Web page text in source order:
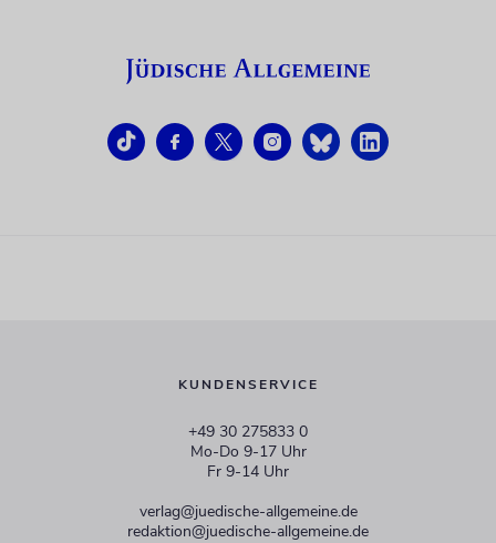
KUNDENSERVICE
+49 30 275833 0
Mo-Do 9-17 Uhr
Fr 9-14 Uhr
verlag@juedische-allgemeine.de
redaktion@juedische-allgemeine.de